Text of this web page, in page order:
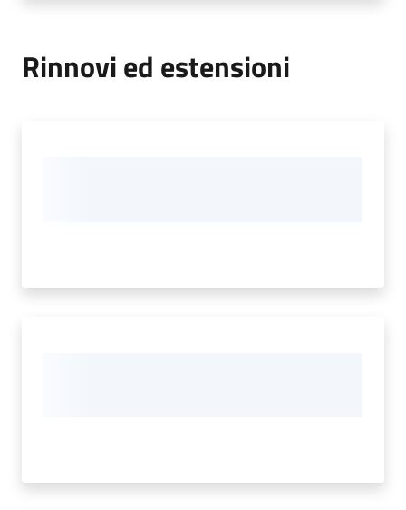
Rinnovi ed estensioni